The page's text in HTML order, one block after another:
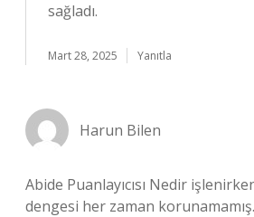
sağladı.
Mart 28, 2025 Yanıtla
Harun Bilen
Abide Puanlayıcısı Nedir
dengesi her zaman